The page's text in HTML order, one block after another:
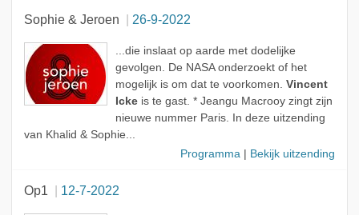
Sophie & Jeroen 26-9-2022
...die inslaat op aarde met dodelijke
gevolgen. De NASA onderzoekt of het
mogelijk is om dat te voorkomen. Vincent
Ickeis te gast. * Jeangu Macrooy zingt zijn
nieuwe nummer Paris. In deze uitzending
van Khalid & Sophie...
Programma
Bekijk uitzending
Op1 12-7-2022